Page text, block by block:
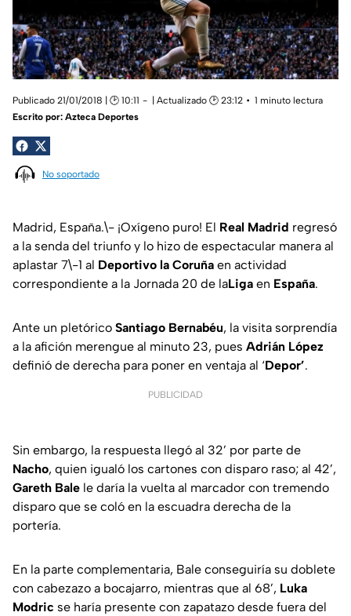
Publicado 21/01/2018 | 🕑 10:11 | Actualizado 🕑 23:12
1 minuto lectura
Escrito por: Azteca Deportes
No soportado
Madrid, España.\- ¡Oxígeno puro! El Real Madrid regresó
a la senda del triunfo y lo hizo de espectacular manera al
aplastar 7\-1 al Deportivo la Coruña en actividad
correspondiente a la Jornada 20 de laLiga en España.
Ante un pletórico Santiago Bernabéu, la visita sorprendía
a la afición merengue al minuto 23, pues Adrián López
definió de derecha para poner en ventaja al ‘Depor’.
PUBLICIDAD
Sin embargo, la respuesta llegó al 32’ por parte de
Nacho, quien igualó los cartones con disparo raso; al 42’,
Gareth Bale le daría la vuelta al marcador con tremendo
disparo que se coló en la escuadra derecha de la
portería.
En la parte complementaria, Bale conseguiría su doblete
con cabezazo a bocajarro, mientras que al 68’, Luka
Modric se haría presente con zapatazo desde fuera del